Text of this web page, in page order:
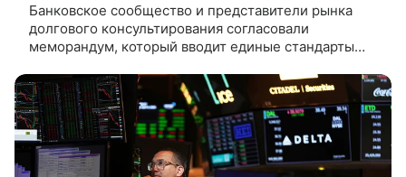
Банковское сообщество и представители рынка
долгового консультирования согласовали
меморандум, который вводит единые стандарты
«Ведомостям» рассказал источник,